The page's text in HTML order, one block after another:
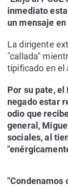
inmediato
un mensaje
La dirigente
"callada"
tipificado en el
Por su pate,
negado estar
odio que
general,
sociales, al
"Condenamos